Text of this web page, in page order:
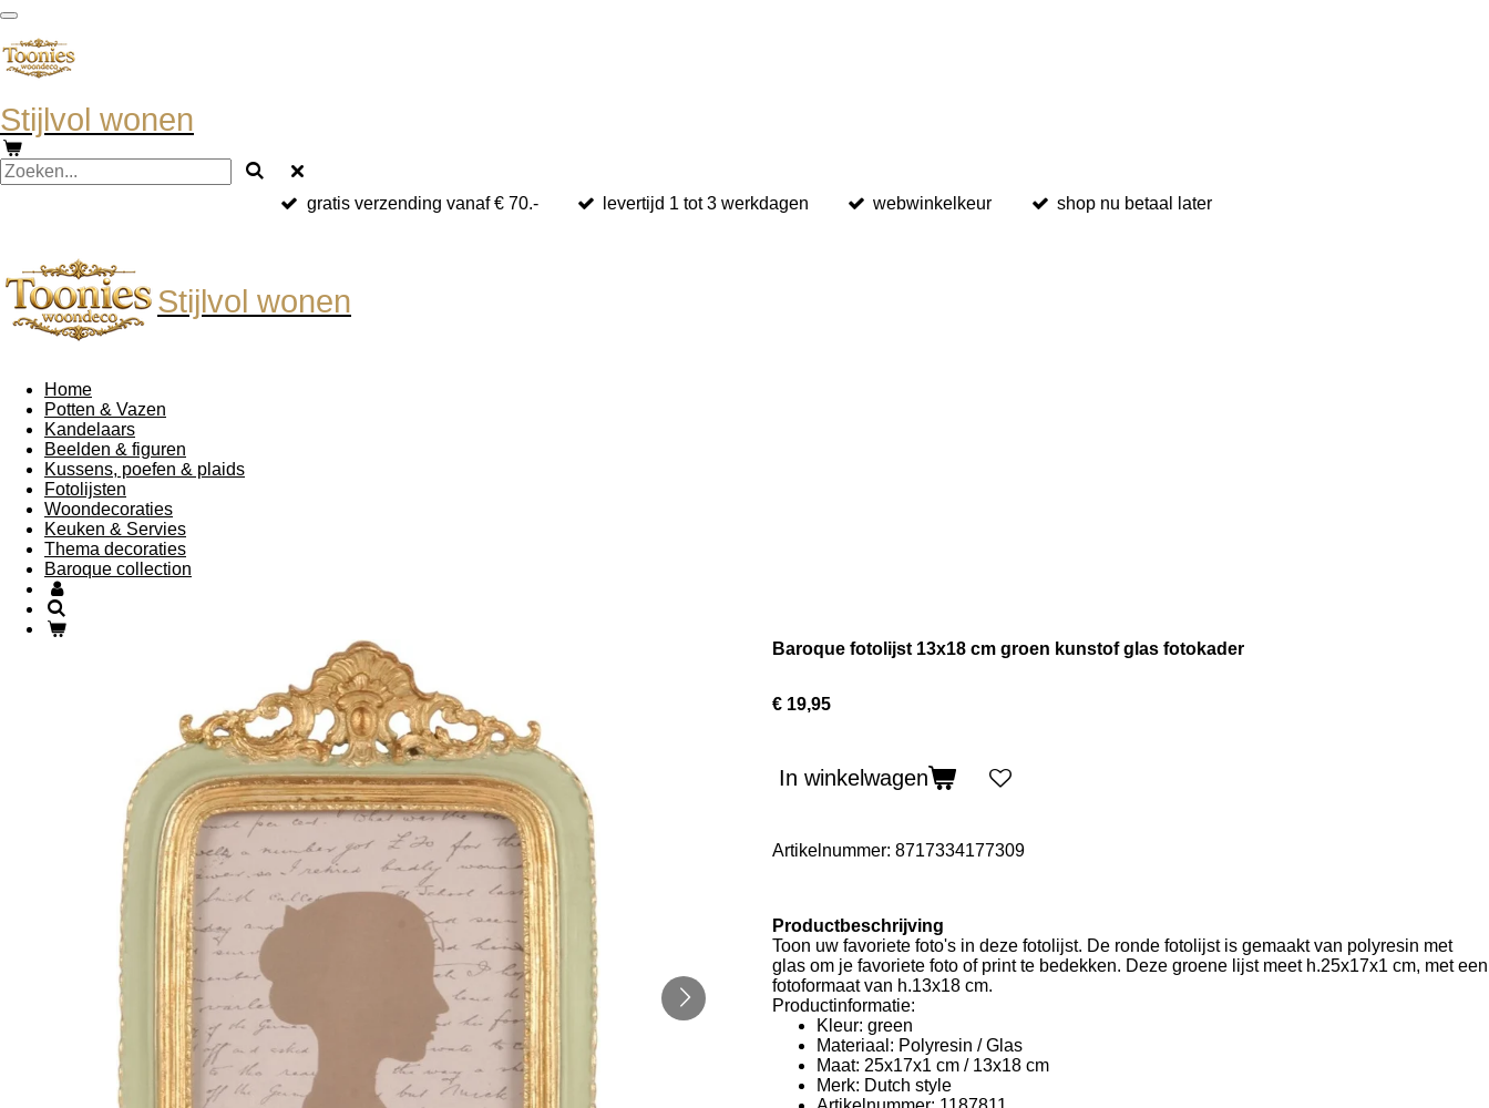
Ga
direct
naar
de
Stijlvol wonen
gratis verzending vanaf € 70.- levertijd 1 tot 3 werkdagen webwinkelkeur shop nu betaal later
Stijlvol wonen
Home
Potten & Vazen
Kandelaars
Beelden & figuren
Kussens, poefen & plaids
Fotolijsten
Woondecoraties
Keuken & Servies
Thema decoraties
Baroque collection
Baroque fotolijst 13x18 cm groen kunstof glas fotokader
€ 19,95
In winkelwagen
Artikelnummer: 8717334177309
Productbeschrijving
Toon uw favoriete foto's in deze fotolijst. De ronde fotolijst is gemaakt van polyresin met
glas om je favoriete foto of print te bedekken. Deze groene lijst meet h.25x17x1 cm, met een
fotoformaat van h.13x18 cm.
Productinformatie:
Kleur: green
Materiaal: Polyresin / Glas
Maat: 25x17x1 cm / 13x18 cm
Merk: Dutch style